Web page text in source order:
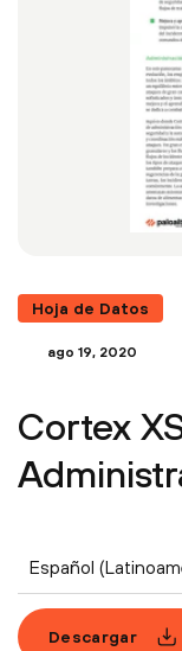
Hoja de Datos
ago 19, 2020
Cortex
Español
Descargar